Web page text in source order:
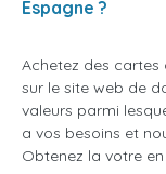
Espagne ?
Achetez des
sur le site web de
valeurs parmi
a vos besoins et
Obtenez la votre